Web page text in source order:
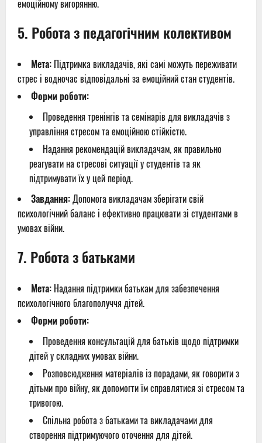
емоційному вигорянню.
5. Робота з педагогічним колективом
Мета: Підтримка викладачів, які самі можуть переживати
стрес і водночас відповідальні за емоційний стан студентів.
Форми роботи:
Проведення тренінгів та семінарів для викладачів з
управління стресом та емоційною стійкістю.
Надання рекомендацій викладачам, як правильно
реагувати на стресові ситуації у студентів та як
підтримувати їх у цей період.
Завдання:Допомога викладачам зберігати свій
психологічний баланс і ефективно працювати зі студентами в
умовах війни.
7. Робота з батьками
Мета: Надання підтримки батькам для забезпечення
психологічного благополуччя дітей.
Форми роботи:
Проведення консультацій для батьків щодо підтримки
дітей у складних умовах війни.
Розповсюдження матеріалів із порадами, як говорити з
дітьми про війну, як допомогти їм справлятися зі стресом та
тривогою.
Спільна робота з батьками та викладачами для
створення підтримуючого оточення для дітей.